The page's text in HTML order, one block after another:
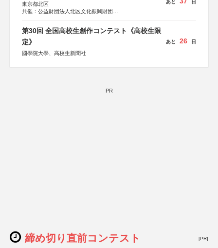
東京都北区
共催：公益財団法人北区文化振興財団
協賛：株式会社実業之日本社
あと 日
第30回 全国高校生創作コンテスト《高校生限
定》
國學院大學、高校生新聞社
あと 26 日
PR
締め切り直前コンテスト [PR]